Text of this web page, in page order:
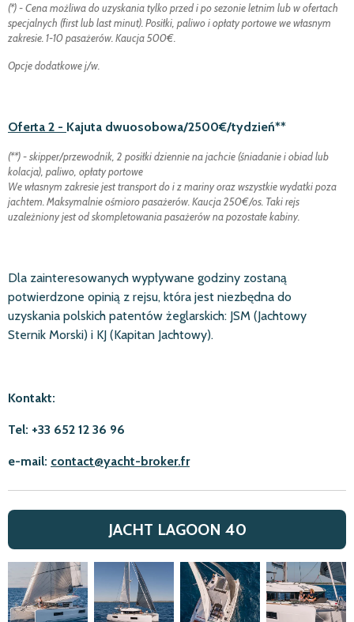
(*) - Cena możliwa do uzyskania tylko przed i po sezonie letnim lub w ofertach
specjalnych (first lub last minut). Posiłki, paliwo i opłaty portowe we własnym
zakresie. 1-10 pasażerów. Kaucja 500€.
Opcje dodatkowe j/w.
Oferta 2 - Kajuta dwuosobowa/2500€/tydzień**
(**) - skipper/przewodnik, 2 posiłki dziennie na jachcie (śniadanie i obiad lub
kolacja), paliwo, opłaty portowe
We własnym zakresie jest transport do i z mariny oraz wszystkie wydatki poza
jachtem. Maksymalnie ośmioro pasażerów. Kaucja 250€/os. Taki rejs
uzależniony jest od skompletowania pasażerów na pozostałe kabiny.
Dla zainteresowanych wypływane godziny zostaną
potwierdzone opinią z rejsu, która jest niezbędna do
uzyskania polskich patentów żeglarskich: JSM (Jachtowy
Sternik Morski) i KJ (Kapitan Jachtowy).
Kontakt:
Tel: +33 652 12 36 96
e-mail: contact@yacht-broker.fr
JACHT LAGOON 40